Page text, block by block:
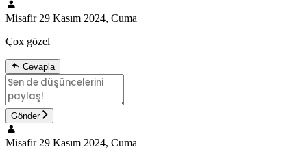
Misafir 29 Kasım 2024, Cuma
Çox gözel
Cevapla
Gönder
Misafir 29 Kasım 2024, Cuma